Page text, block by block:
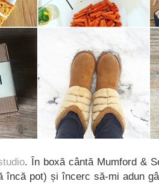
. În boxă cântă Mumford &
încă pot) și încerc să-mi adun